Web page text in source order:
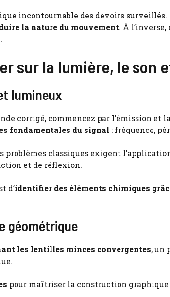
incontournable des devoirs surveillés.
la nature du mouvement. À
sur la lumière, le son
lumineux
corrigé, commencez par l’émission et
fondamentales du signal : fréquence,
classiques exigent
et de réflexion.
d’identifier des éléments chimiques
géométrique
les lentilles minces convergentes, un
pour maîtriser la construction graphique